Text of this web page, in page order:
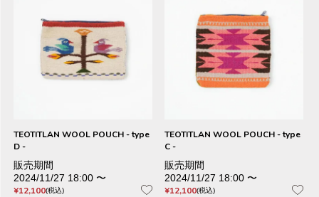
TEOTITLAN WOOL POUCH - type
D -
販売期間
2024/11/27 18:00 〜
¥12,100 税込
TEOTITLAN WOOL POUCH - type
C -
販売期間
2024/11/27 18:00 〜
¥12,100 税込